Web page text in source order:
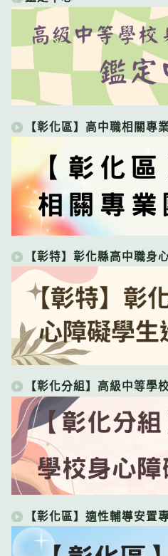
【彰化區】高中職相關專
【彰特】彰化縣高中職身
【彰化分組】高級中等學
【彰化區】適性輔導安置